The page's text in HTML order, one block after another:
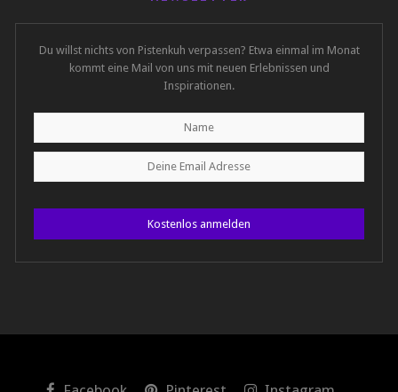
Du willst nichts von Pistenkuh verpassen? Etwa einmal im Monat
kommt eine Mail von uns mit neuen Erlebnissen und
Inspirationen.
Kostenlos anmelden